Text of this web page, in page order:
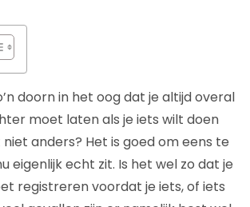
doorn in het oog dat je altijd overal
moet laten als je iets wilt doen
anders? Het is goed om eens te
eigenlijk echt zit. Is het wel zo dat je
registreren voordat je iets, of iets